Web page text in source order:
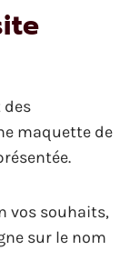
des
maquette de
vos souhaits,
sur le nom